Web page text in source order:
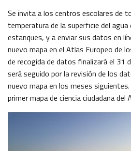
Se invita a los centros escolares de
temperatura de la superficie del
estanques, y a enviar sus datos en
nuevo mapa en el Atlas Europeo de
de recogida de datos finalizará el 31
será seguido por la revisión de los
nuevo mapa en los meses
primer mapa de ciencia ciudadana del